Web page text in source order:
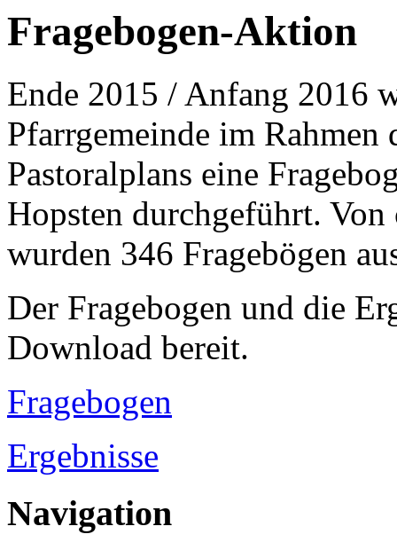
Fragebogen-Aktion
Ende 2015 / Anfang 2016
Pfarrgemeinde im
Pastoralplans eine
Hopsten durchgeführt.
wurden 346 Fragebögen
Der Fragebogen und die
Download bereit.
Fragebogen
Ergebnisse
Navigation